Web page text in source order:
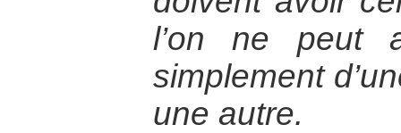
l’on ne peut
simplement
une autre.